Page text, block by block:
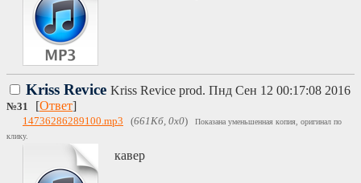
Kriss Revice Kriss Revice prod. Пнд Сен 12 00:17:08 2016
№31 [Ответ]
14736286289100.mp3 (661Кб, 0x0)
Показана уменьшенная копия, оригинал по
клику.
кавер